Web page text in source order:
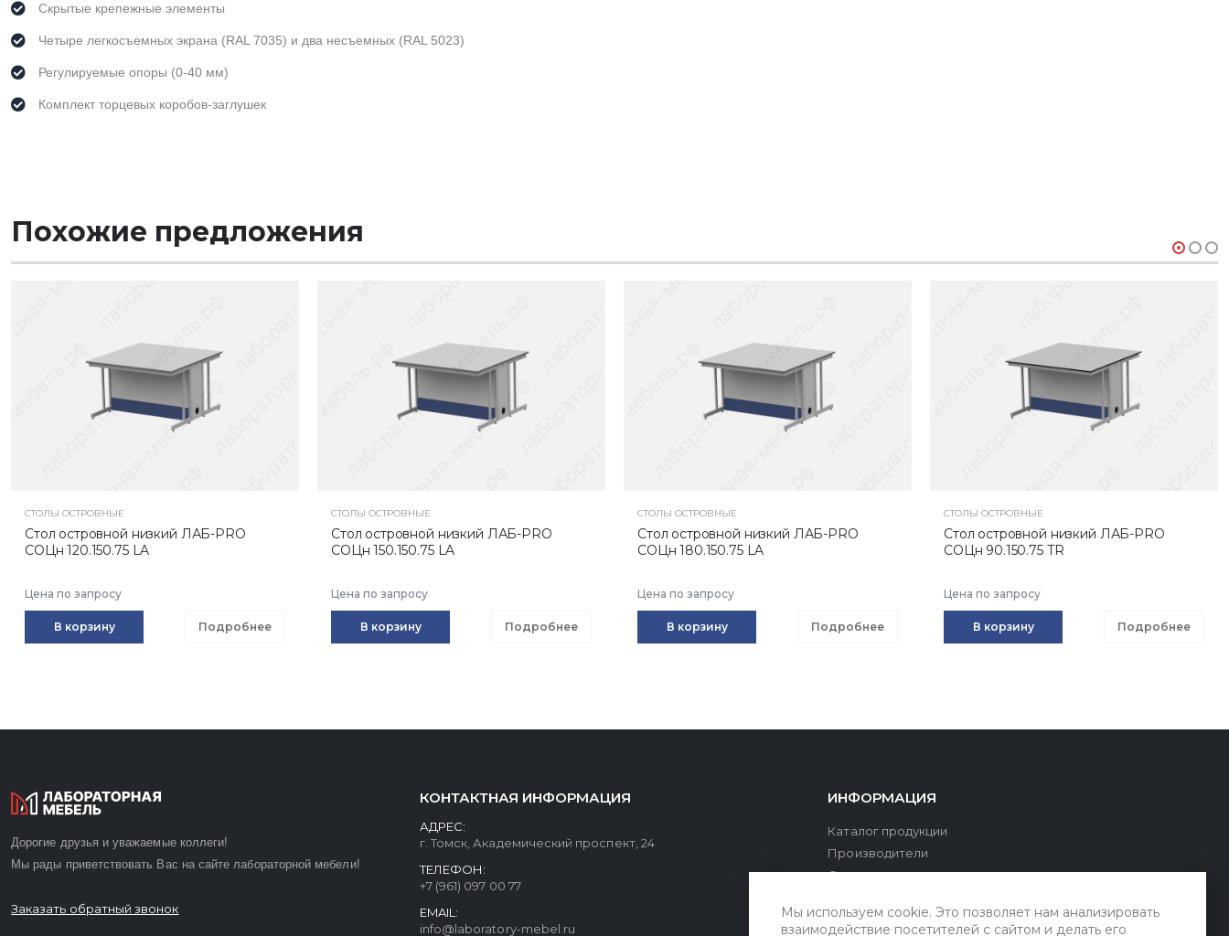
Скрытые крепежные элементы
Четыре легкосъемных экрана (RAL 7035) и два несъемных (RAL 5023)
Регулируемые опоры (0-40 мм)
Комплект торцевых коробов-заглушек
Похожие предложения
СТОЛЫ ОСТРОВНЫЕ
Стол островной низкий ЛАБ-PRO
CОЦн 120.150.75 LA
Цена по запросу
В корзину Подробнее
СТОЛЫ ОСТРОВНЫЕ
Стол островной низкий ЛАБ-PRO
CОЦн 150.150.75 LA
Цена по запросу
В корзину Подробнее
СТОЛЫ ОСТРОВНЫЕ
Стол островной низкий ЛАБ-PRO
CОЦн 180.150.75 LA
Цена по запросу
В корзину Подробнее
СТОЛЫ ОСТРОВНЫЕ
Стол островной низкий ЛАБ-PRO
СОЦн 90.150.75 TR
Цена по запросу
В корзину Подробнее
Дорогие друзья и уважаемые коллеги!
Мы рады приветствовать Вас на сайте лабораторной мебели!
Заказать обратный звонок
КОНТАКТНАЯ ИНФОРМАЦИЯ
АДРЕС:
г. Томск, Академический проспект, 24
ТЕЛЕФОН:
+7 (961) 097 00 77
EMAIL:
info@laboratory-mebel.ru
ИНФОРМАЦИЯ
Каталог продукции
Производители
О компании
Сервис и поддержка
Мы используем cookie. Это позволяет нам анализировать
взаимодействие посетителей с сайтом и делать его